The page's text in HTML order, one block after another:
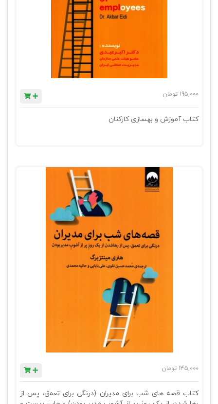
195,000 تومان
کتاب آموزش و بهسازی کارکنان
145,000 تومان
کتاب قصه های شب برای مدیران (درنگی برای تعمق، پس از